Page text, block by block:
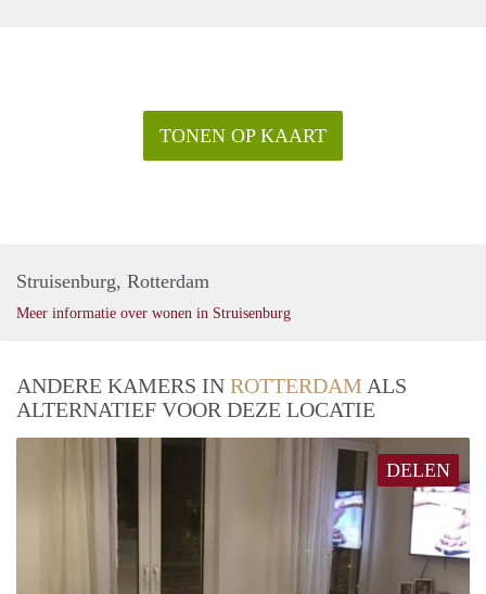
TONEN OP KAART
Struisenburg, Rotterdam
Meer informatie over wonen in Struisenburg
ANDERE KAMERS IN ROTTERDAM ALS
ALTERNATIEF VOOR DEZE LOCATIE
DELEN